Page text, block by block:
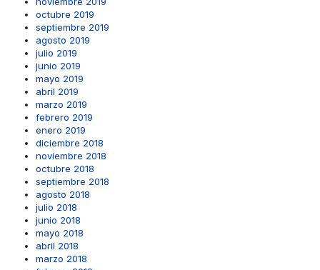
octubre 2019
septiembre 2019
agosto 2019
julio 2019
junio 2019
mayo 2019
abril 2019
marzo 2019
febrero 2019
enero 2019
diciembre 2018
noviembre 2018
octubre 2018
septiembre 2018
agosto 2018
julio 2018
junio 2018
mayo 2018
abril 2018
marzo 2018